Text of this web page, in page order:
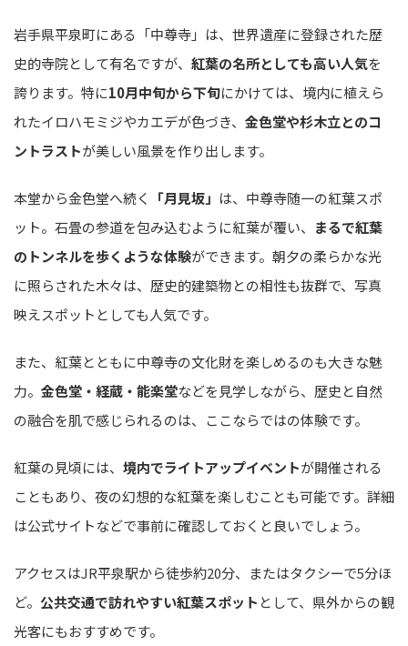
岩手県平泉町にある「中尊寺」は、世界遺産に登録された歴
史的寺院として有名ですが、 紅葉の名所としても高い人気を
誇ります。特に10月中旬から下旬にかけては、境内に植えら
れたイロハモミジやカエデが色づき、 金色堂や杉木立とのコ
ントラストが美しい風景を作り出します。
本堂から金色堂へ続く 「月見坂」 は、中尊寺随一の紅葉スポ
ット。石畳の参道を包み込むように紅葉が覆い、 まるで紅葉
のトンネルを歩くような体験ができます。朝夕の柔らかな光
に照らされた木々は、歴史的建築物との相性も抜群で、写真
映えスポットとしても人気です。
また、紅葉とともに中尊寺の文化財を楽しめるのも大きな魅
力。 金色堂・経蔵・能楽堂などを見学しながら、歴史と自然
の融合を肌で感じられるのは、ここならではの体験です。
紅葉の見頃には、 境内でライトアップイベントが開催される
こともあり、夜の幻想的な紅葉を楽しむことも可能です。詳細
は公式サイトなどで事前に確認しておくと良いでしょう。
アクセスはJR平泉駅から徒歩約20分、またはタクシーで5分ほ
ど。 公共交通で訪れやすい紅葉スポット として、県外からの観
光客にもおすすめです。